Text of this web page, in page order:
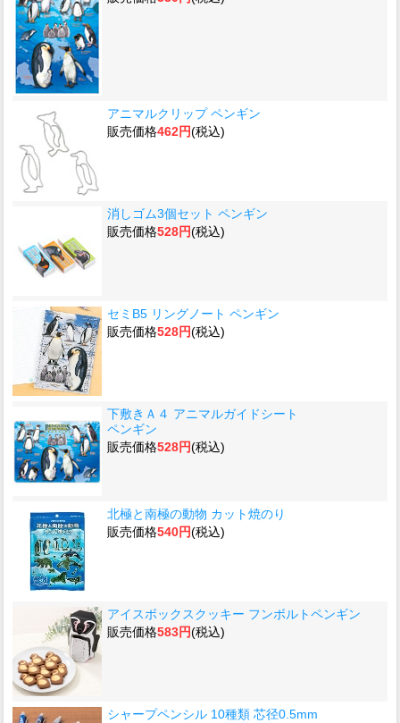
アニマルクリップ ペンギン
販売価格462円(税込)
消しゴム3個セット ペンギン
販売価格528円(税込)
セミB5 リングノート ペンギン
販売価格528円(税込)
下敷きＡ４ アニマルガイドシート
ペンギン
販売価格528円(税込)
北極と南極の動物 カット焼のり
販売価格540円(税込)
アイスボックスクッキー フンボルトペンギン
販売価格583円(税込)
シャープペンシル 10種類 芯径0.5mm